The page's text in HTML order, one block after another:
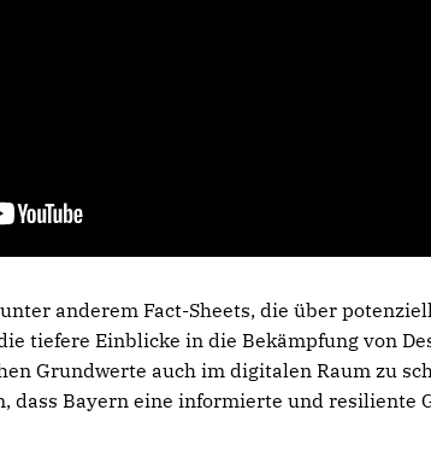
anderem Fact-Sheets, die über
tiefere Einblicke in die Bekämpfung von
Grundwerte auch im digitalen Raum zu
dass Bayern eine informierte und resiliente